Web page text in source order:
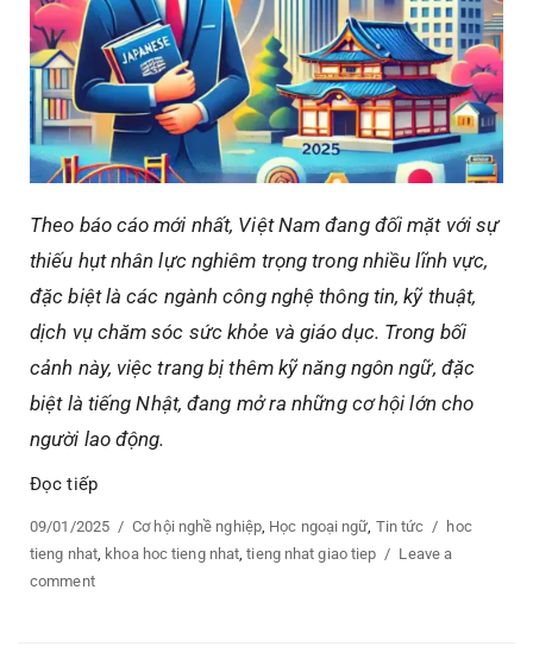
Theo báo cáo mới nhất, Việt Nam đang đối mặt với sự
thiếu hụt nhân lực nghiêm trọng trong nhiều lĩnh vực,
đặc biệt là các ngànhcông nghệ thông tin,kỹ thuật,
dịch vụ chăm sóc sức khỏe và giáo dục. Trong bối
cảnh này, việc trang bị thêm kỹ năng ngôn ngữ, đặc
biệt là tiếng Nhật, đang mở ra những cơ hội lớn cho
người lao động.
Đọc tiếp“Học Tiếng Nhật Năm 2025: Cơ Hội Vàng Để Thành
Posted
on
09/01/2025 Categories
Cơ hội nghề nghiệp, Học ngoại ngữ, Tin tức Tags
hoc
tieng nhat khoa hoc tieng nhat ,tieng nhat giao tiep
Leave a
commenton